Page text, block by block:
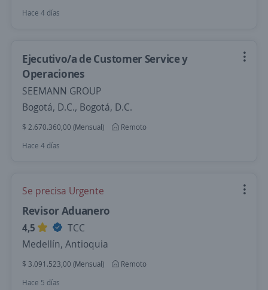
Hace 4 días
Ejecutivo/a de Customer Service y
Operaciones
SEEMANN GROUP
Bogotá, D.C., Bogotá, D.C.
$ 2.670.360,00 (Mensual)
Remoto
Hace 4 días
Se precisa Urgente
Revisor Aduanero
4,5
TCC
Medellín, Antioquia
$ 3.091.523,00 (Mensual)
Remoto
Hace 5 días